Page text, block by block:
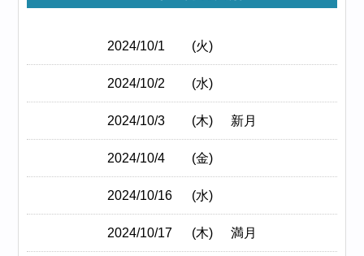
2024/10/1 (火)
2024/10/2 (水)
2024/10/3 (木) 新月
2024/10/4 (金)
2024/10/16 (水)
2024/10/17 (木) 満月